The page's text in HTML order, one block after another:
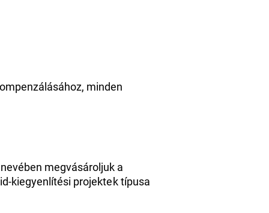
minden
megvásároljuk a
kiegyenlítési projektek típusa